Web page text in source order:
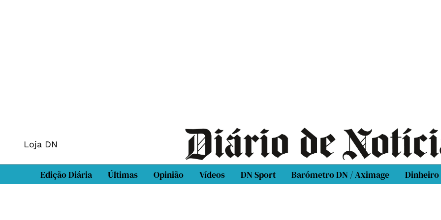
Loja DN
Edição Diária Últimas Opinião Vídeos DN Sport Barómetro DN / Aximage Dinheiro